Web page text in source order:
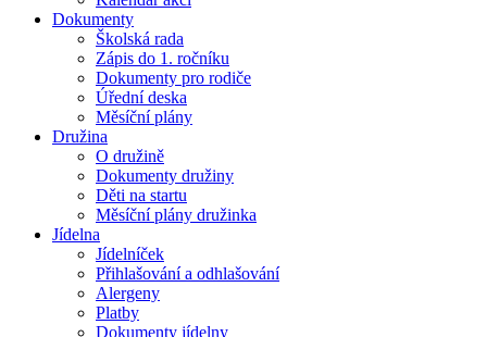
Dokumenty
Školská rada
Zápis do 1. ročníku
Dokumenty pro rodiče
Úřední deska
Měsíční plány
Družina
O družině
Dokumenty družiny
Děti na startu
Měsíční plány družinka
Jídelna
Jídelníček
Přihlašování a odhlašování
Alergeny
Platby
Dokumenty jídelny